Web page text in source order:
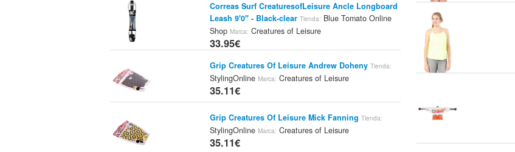
Correas Surf CreaturesofLeisure Ancle Longboard
Leash 9'0" - Black-clear Tienda: Blue Tomato Online
ShopMarca: Creatures of Leisure
33.95€
Grip Creatures Of Leisure Andrew Doheny Tienda:
StylingOnlineMarca: Creatures of Leisure
35.11€
Grip Creatures Of Leisure Mick Fanning Tienda:
StylingOnlineMarca: Creatures of Leisure
35.11€